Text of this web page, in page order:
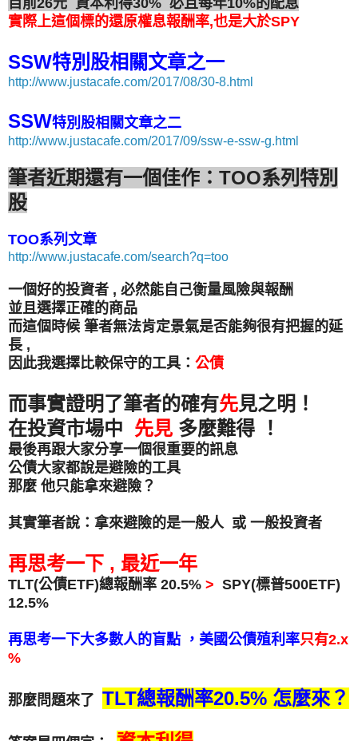
實際上這個標的還原權息報酬率,也是大於SPY
SSW特別股相關文章之一
http://www.justacafe.com/2017/08/30-8.html
SSW特別股相關文章之二
http://www.justacafe.com/2017/09/ssw-e-ssw-g.html
筆者近期還有一個佳作：TOO系列特別
股
TOO系列文章
http://www.justacafe.com/search?q=too
一個好的投資者 , 必然能自己衡量風險與報酬
並且選擇正確的商品
而這個時候 筆者無法肯定景氣是否能夠很有把握的延
長 ,
因此我選擇比較保守的工具： 公債
而事實證明了筆者的確有先見之明！
在投資市場中 先見 多麼難得 ！
最後再跟大家分享一個很重要的訊息
公債大家都說是避險的工具
那麼 他只能拿來避險？
其實筆者說：拿來避險的是一般人 或 一般投資者
再思考一下 , 最近一年
TLT(公債ETF)總報酬率 20.5% > SPY(標普500ETF)
12.5%
再思考一下大多數人的盲點 ，美國公債殖利率只有2.x
%
那麼問題來了 TLT總報酬率20.5% 怎麼來？